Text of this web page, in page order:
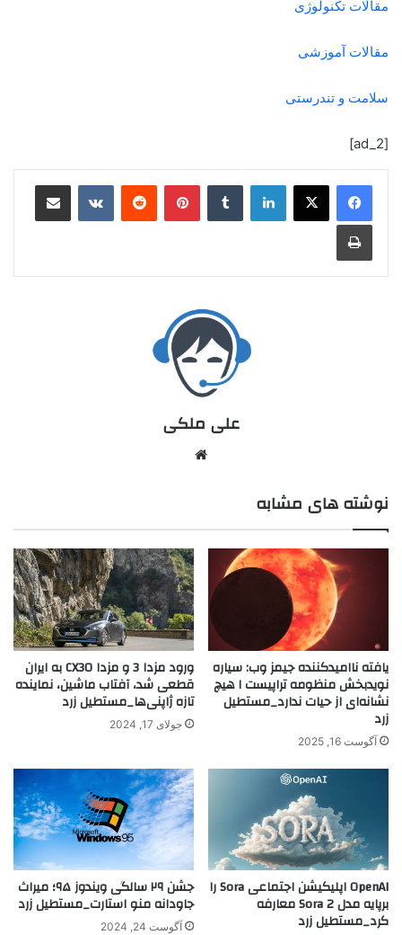
مقالات تکنولوژی
مقالات آموزشی
سلامت و تندرستی
[ad_2]
علی ملکی
نوشته های مشابه
یافته ناامیدکننده جیمز وب: سیاره
نویدبخش منظومه تراپیست ۱ هیچ
نشانه‌ای از حیات ندارد_مستطیل
زرد
آگوست 16, 2025
ورود مزدا 3 و مزدا CX30 به ایران
قطعی شد، آفتاب ماشین، نماینده
تازه ژاپنی‌ها_مستطیل زرد
جولای 17, 2024
OpenAI اپلیکیشن اجتماعی Sora را
برپایه مدل Sora 2 معارفه
کرد_مستطیل زرد
جشن ۲۹ سالگی ویندوز ۹۵؛ میراث
جاودانه منو استارت_مستطیل زرد
آگوست 24, 2024